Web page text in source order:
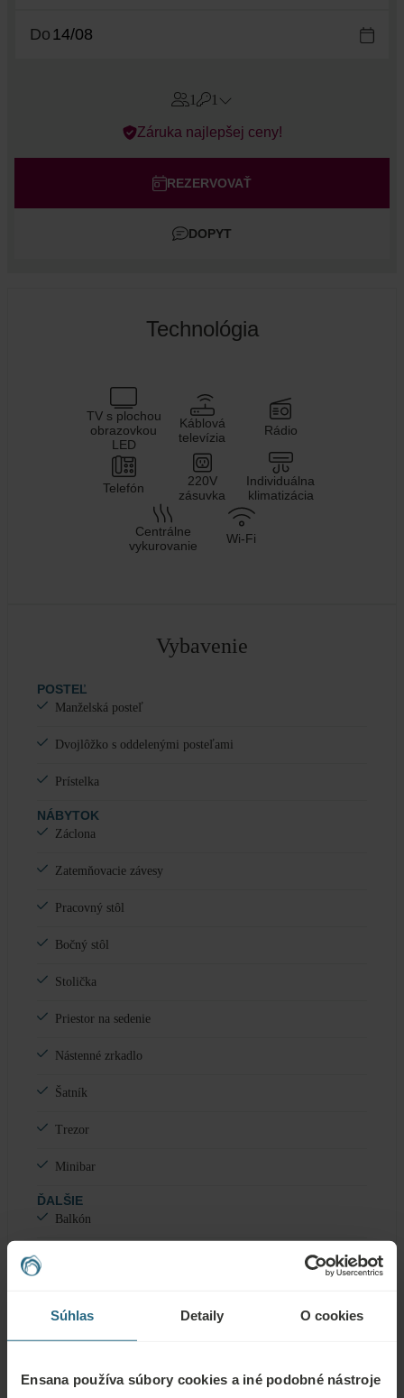
Súhlas Detaily O cookies
Ensana používa súbory cookies a iné podobné nástroje
Do
1 1
Errors?
Deti
Záruka najlepšej ceny!
REZERVOVAŤ
DOPYT
Technológia
TV s plochou
obrazovkou
LED
Káblová
televízia
Rádio
Telefón
220V
zásuvka
Individuálna
klimatizácia
Centrálne
vykurovanie
Wi-Fi
Vybavenie
POSTEĽ
Manželská posteľ
Dvojlôžko s oddelenými posteľami
Prístelka
NÁBYTOK
Záclona
Zatemňovacie závesy
Pracovný stôl
Bočný stôl
Stolička
Priestor na sedenie
Nástenné zrkadlo
Šatník
Trezor
Minibar
ĎALŠIE
Balkón
Kúpeľňa & Vybavenie